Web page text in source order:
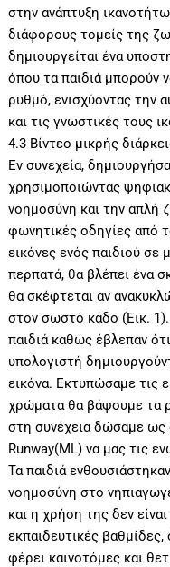
στην ανάπτυξη
διάφορους τομείς της
δημιουργείται ένα
όπου τα παιδιά μπορούν
ρυθμό, ενισχύοντας την
και τις γνωστικές τους
4.3 Βίντεο μικρής
Εν συνεχεία,
χρησιμοποιώντας
νοημοσύνη και την απλή
φωνητικές οδηγίες από
εικόνες ενός παιδιού
περπατά, θα βλέπει ένα
θα σκέφτεται αν
στον σωστό κάδο (Εικ.
παιδιά καθώς έβλεπαν
υπολογιστή
εικόνα. Εκτυπώσαμε τις
χρώματα θα βάψουμε τα
στη συνέχεια δώσαμε
Runway(ML) να μας τις
Τα παιδιά
νοημοσύνη στο
και η χρήση της δεν
εκπαιδευτικές
φέρει καινοτόμες και